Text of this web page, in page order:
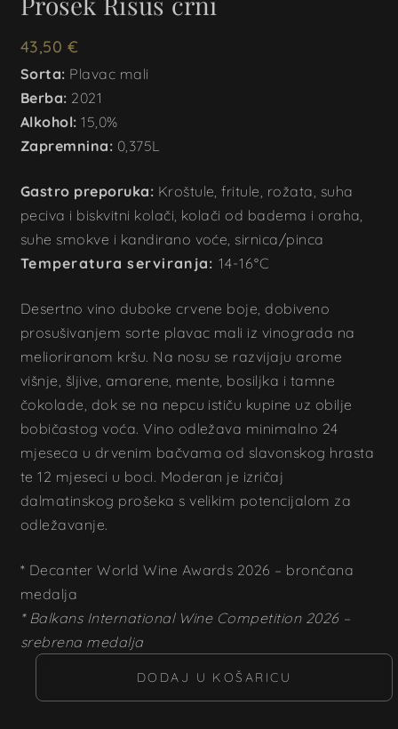
43,50 €
Sorta: Plavac mali
Berba: 2021
Alkohol: 15,0%
Zapremnina: 0,375L
Gastro preporuka: Kroštule, fritule, rožata, suha
peciva i biskvitni kolači, kolači od badema i oraha,
suhe smokve i kandirano voće, sirnica/pinca
Temperatura serviranja: 14-16°C
Desertno vino duboke crvene boje, dobiveno
prosušivanjem sorte plavac mali iz vinograda na
melioriranom kršu. Na nosu se razvijaju arome
višnje, šljive, amarene, mente, bosiljka i tamne
čokolade, dok se na nepcu ističu kupine uz obilje
bobičastog voća. Vino odležava minimalno 24
mjeseca u drvenim bačvama od slavonskog hrasta
te 12 mjeseci u boci. Moderan je izričaj
dalmatinskog prošeka s velikim potencijalom za
odležavanje.
* Decanter World Wine Awards 2026 – brončana
medalja
* Balkans International Wine Competition 2026 –
srebrena medalja
DODAJ U KOŠARICU